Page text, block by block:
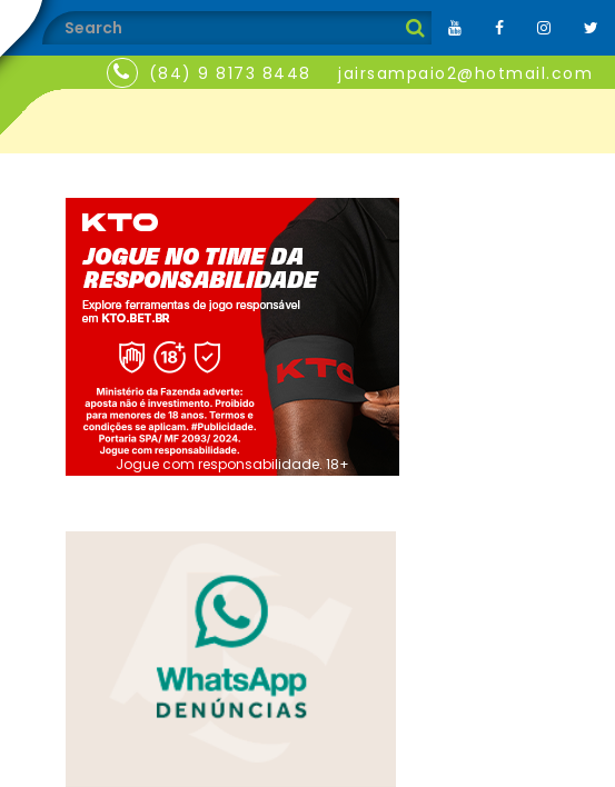
(84) 9 8173 8448 jairsampaio2@hotmail.com
Jogue com responsabilidade. 18+